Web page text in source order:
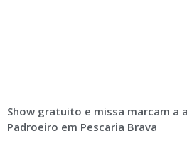
Show gratuito e missa marcam a
Padroeiro em Pescaria Brava